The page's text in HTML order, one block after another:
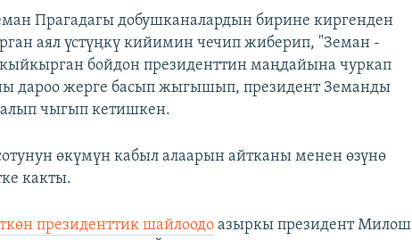
Прагадагы добушканалардын бирине киргенден
аял үстүңкү кийимин чечип жиберип, "Земан -
бойдон президенттин маңдайына чуркап
дароо жерге басып жыгышып, президент Земанды
алып чыгып кетишкен.
өкүмүн кабыл алаарын айтканы менен өзүнө
какты.
президенттик шайлоодо азыркы президент Милош